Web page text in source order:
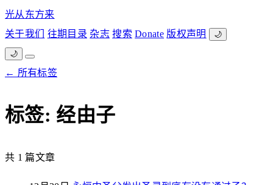
光从东方来
关于我们
往期目录 杂志 搜索 Donate 版权声明 🌙
🌙
← 所有标签
标签: 经由子
共 1 篇文章